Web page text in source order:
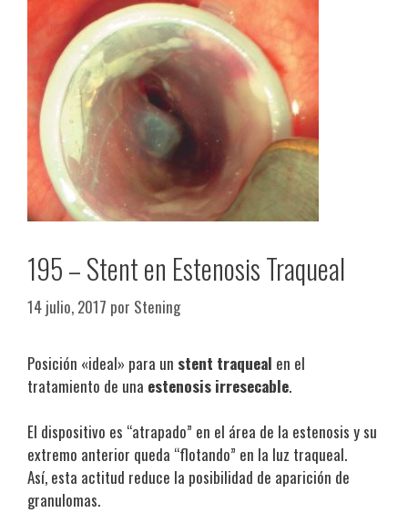
195 – Stent en Estenosis Traqueal
14 julio, 2017 por Stening
Posición «ideal» para un stent traqueal en el
tratamiento de una estenosis irresecable.
El dispositivo es “atrapado” en el área de la estenosis y su
extremo anterior queda “flotando” en la luz traqueal.
Así, esta actitud reduce la posibilidad de aparición de
granulomas.